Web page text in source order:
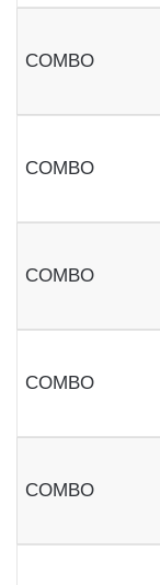
COMBO
COMBO
COMBO
COMBO
COMBO